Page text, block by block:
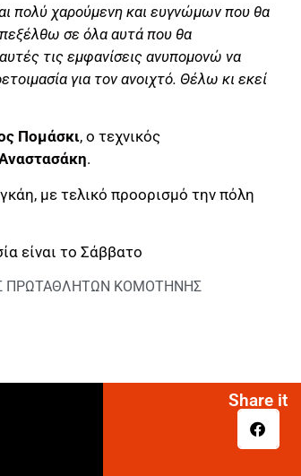
πολύ χαρούμενη και ευγνώμων που θα
σε όλα αυτά που θα
τις εμφανίσεις ανυπομονώ να
για τον ανοιχτό. Θέλω κι εκεί
Πομάσκι, ο τεχνικός
.
με τελικό προορισμό την πόλη
είναι το Σάββατο
ΠΡΩΤΑΘΛΗΤΩΝ ΚΟΜΟΤΗΝΗΣ
Share it